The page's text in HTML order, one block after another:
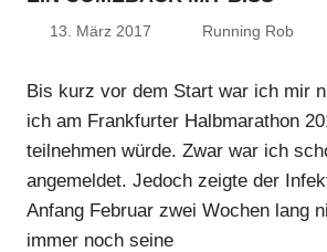
13. März 2017 Running Rob
Bis kurz vor dem Start war ich mir
ich am Frankfurter Halbmarathon
teilnehmen würde. Zwar war ich
angemeldet. Jedoch zeigte der
Anfang Februar zwei Wochen lang
immer noch seine